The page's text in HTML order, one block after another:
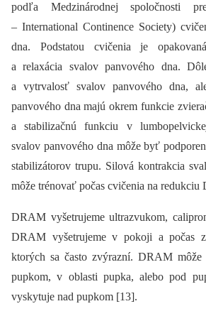
podľa Medzinárodnej spoločnosti
–⁠ International Continence Society)
dna. Podstatou cvičenia je
a relaxácia svalov panvového dna.
a vytrvalosť svalov panvového dna,
panvového dna majú okrem funkcie
a stabilizačnú funkciu v
svalov panvového dna môže byť
stabilizátorov trupu. Silová kontrakcia
môže trénovať počas cvičenia na
DRAM vyšetrujeme ultrazvukom,
DRAM vyšetrujeme v pokoji a počas
ktorých sa často zvýrazní. DRAM
pupkom, v oblasti pupka, alebo pod
vyskytuje nad pupkom [13].